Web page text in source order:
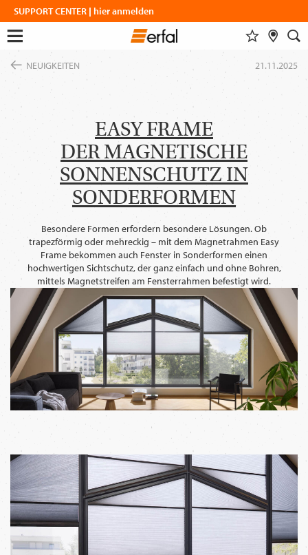
Zum
springen
Menu
öffnen
MERKLISTE
FACHHÄNDLERSUCHE
GoogleMaps
Einmalig erlauben
Immer erlauben
SUCHE
DESIGN & INSPIRATION
DESIGNFINDER
WOHNINSPIRATIONEN
SCHATTENFINDER
FARBGRUPPENFINDER
PRODUKTE
SICHT- & SONNENSCHUTZ
INSEKTENSCHUTZ
VORHANGSTANGEN & -SCHIENEN
SMART HOME
COFLEX FARBPROGRAMM
UNTERNEHMEN
MESSEN
SERVICE
ÜBER ERFAL
ERFAL APPS
VERBÄNDE & KOOPERATIONSPARTNER
ANFAHRT
KONTAKTDATEN
MAGAZIN
NEUIGKEITEN
PRODUKTRATGEBER
IDEEN, TIPPS & TRENDS
Architektenportal
SPRACHE
WECHSELN
DE
SUPPORT CENTER | hier anmelden
NEUIGKEITEN 21.11.2025
EASY FRAME
DER MAGNETISCHE
SONNENSCHUTZ IN
SONDERFORMEN
Besondere Formen erfordern besondere Lösungen. Ob
trapezförmig oder mehreckig – mit dem Magnetrahmen Easy
Frame bekommen auch Fenster in Sonderformen einen
hochwertigen Sichtschutz, der ganz einfach und ohne Bohren,
mittels Magnetstreifen am Fensterrahmen befestigt wird.